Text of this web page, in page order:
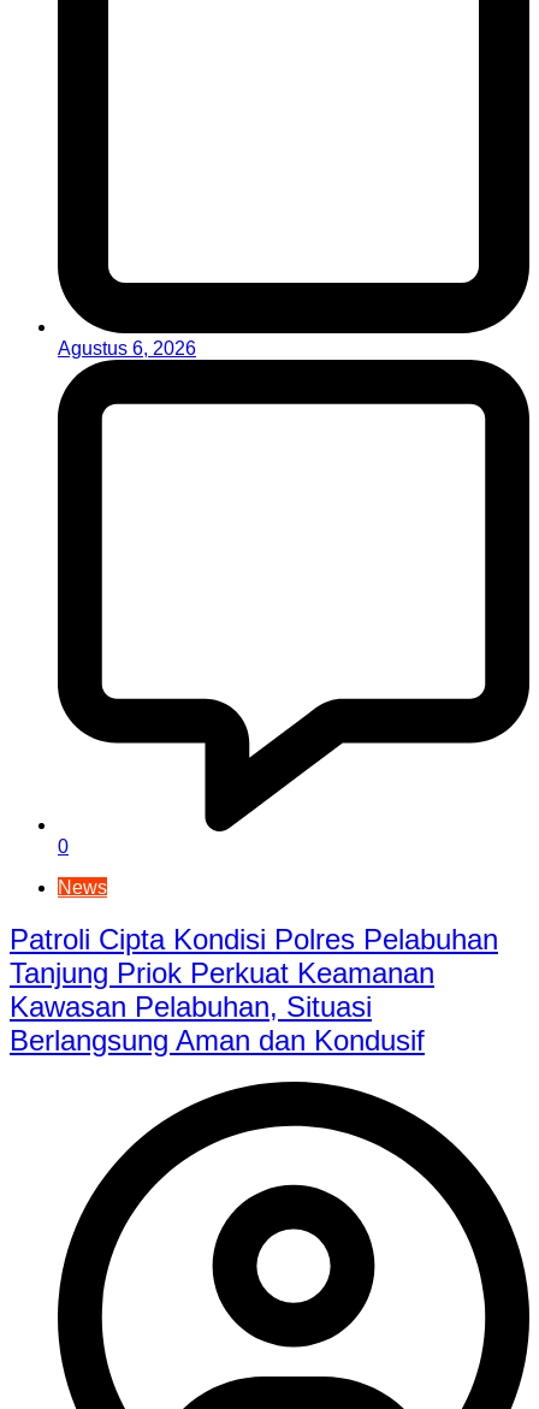
Agustus 6, 2026
0
News
Patroli Cipta Kondisi Polres Pelabuhan
Tanjung Priok Perkuat Keamanan
Kawasan Pelabuhan, Situasi
Berlangsung Aman dan Kondusif